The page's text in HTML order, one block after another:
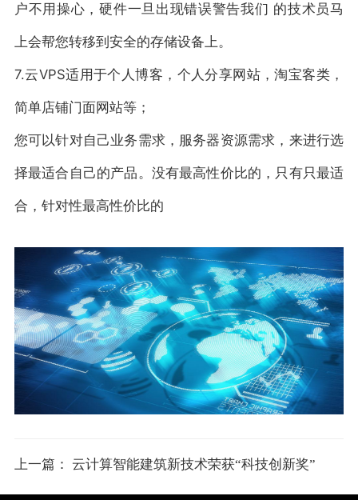
户不用操心，硬件一旦出现错误警告我们 的技术员马
上会帮您转移到安全的存储设备上。
7.云VPS适用于个人博客，个人分享网站，淘宝客类，
简单店铺门面网站等；
您可以针对自己业务需求，服务器资源需求，来进行选
择最适合自己的产品。没有最高性价比的，只有只最适
合，针对性最高性价比的
上一篇： 云计算智能建筑新技术荣获“科技创新奖”